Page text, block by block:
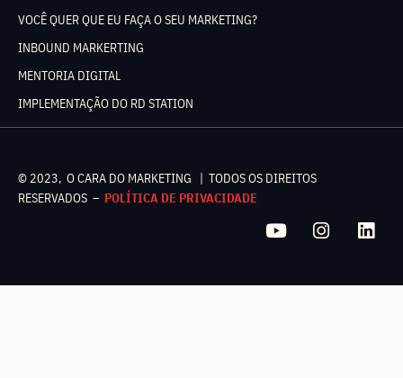
VOCÊ QUER QUE EU FAÇA O SEU MARKETING?
INBOUND MARKERTING
MENTORIA DIGITAL
IMPLEMENTAÇÃO DO RD STATION
© 2023, O CARA DO MARKETING | TODOS OS DIREITOS
RESERVADOS – POLÍTICA DE PRIVACIDADE
Y I L